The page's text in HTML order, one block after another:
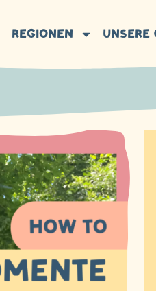
REGIONEN UNSERE